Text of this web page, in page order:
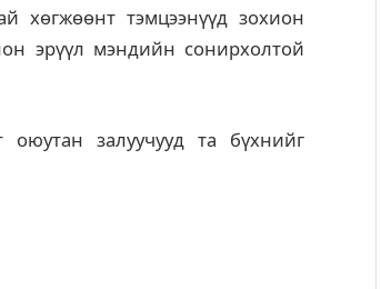
хөгжөөнт тэмцээнүүд зохион
эрүүл мэндийн сонирхолтой
залуучууд та бүхнийг